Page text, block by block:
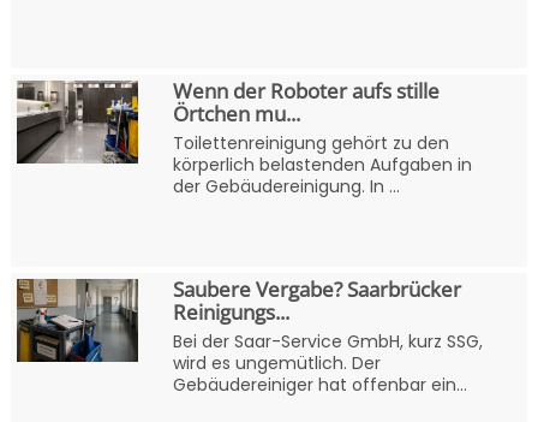
Wenn der Roboter aufs stille
Örtchen mu...
Toilettenreinigung gehört zu den
körperlich belastenden Aufgaben in
der Gebäudereinigung. In ...
Saubere Vergabe? Saarbrücker
Reinigungs...
Bei der Saar-Service GmbH, kurz SSG,
wird es ungemütlich. Der
Gebäudereiniger hat offenbar ein...